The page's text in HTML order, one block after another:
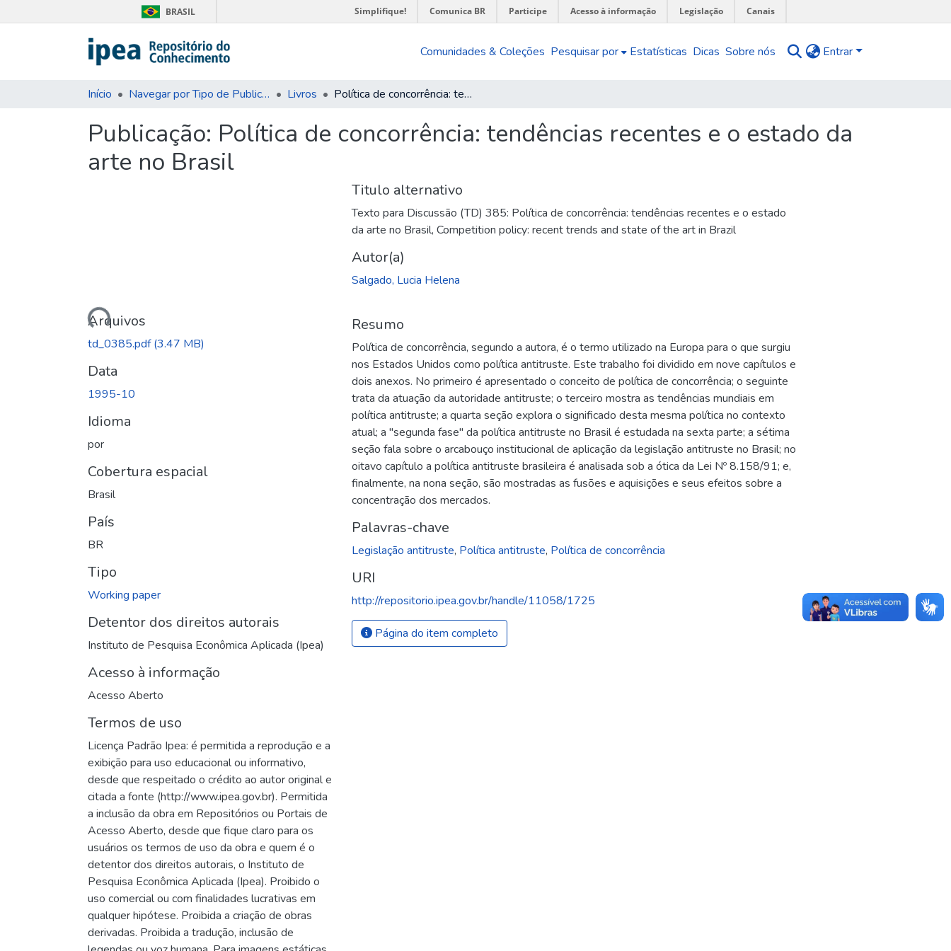
BRASIL Simplifique! Comunica BR Participe Acesso à informação Legislação Canais
Comunidades & Coleções Pesquisar por Estatísticas Dicas Sobre nós Entrar
Início Navegar por Tipo de Publicação Livros Política de concorrência: tendências recentes e o estado da arte no Brasil
Publicação: Política de concorrência: tendências recentes e o estado da
arte no Brasil
Carregando...
Arquivos
td_0385.pdf(3.47 MB)
Data
1995-10
Idioma
por
Cobertura espacial
Brasil
País
BR
Tipo
Working paper
Detentor dos direitos autorais
Instituto de Pesquisa Econômica Aplicada (Ipea)
Acesso à informação
Acesso Aberto
Termos de uso
Licença Padrão Ipea: é permitida a reprodução e a
exibição para uso educacional ou informativo,
desde que respeitado o crédito ao autor original e
citada a fonte (http://www.ipea.gov.br). Permitida
a inclusão da obra em Repositórios ou Portais de
Acesso Aberto, desde que fique claro para os
usuários os termos de uso da obra e quem é o
detentor dos direitos autorais, o Instituto de
Pesquisa Econômica Aplicada (Ipea). Proibido o
uso comercial ou com finalidades lucrativas em
qualquer hipótese. Proibida a criação de obras
derivadas. Proibida a tradução, inclusão de
Titulo alternativo
Texto para Discussão (TD) 385: Política de concorrência: tendências recentes e o estado
da arte no Brasil,Competition policy: recent trends and state of the art in Brazil
Autor(a)
Salgado, Lucia Helena
Resumo
Política de concorrência, segundo a autora, é o termo utilizado na Europa para o que surgiu
nos Estados Unidos como política antitruste. Este trabalho foi dividido em nove capítulos e
dois anexos. No primeiro é apresentado o conceito de política de concorrência; o seguinte
trata da atuação da autoridade antitruste; o terceiro mostra as tendências mundiais em
política antitruste; a quarta seção explora o significado desta mesma política no contexto
atual; a "segunda fase" da política antitruste no Brasil é estudada na sexta parte; a sétima
seção fala sobre o arcabouço institucional de aplicação da legislação antitruste no Brasil; no
oitavo capítulo a política antitruste brasileira é analisada sob a ótica da Lei Nº 8.158/91; e,
finalmente, na nona seção, são mostradas as fusões e aquisições e seus efeitos sobre a
concentração dos mercados.
Palavras-chave
Legislação antitruste, Política antitruste, Política de concorrência
URI
http://repositorio.ipea.gov.br/handle/11058/1725
Página do item completo